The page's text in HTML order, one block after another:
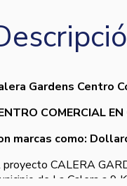
Gardens Centro
COMERCIAL
marcas como: D
proyecto CALERA
de La Calera a 9